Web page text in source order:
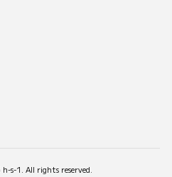
s-1. All rights reserved.